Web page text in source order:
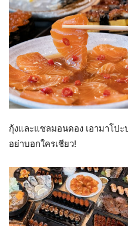
กุ้งและแซลมอนดอง เอามาโป
อย่าบอกใครเชียว!